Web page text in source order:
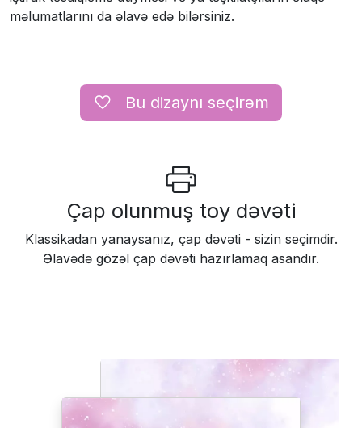
məlumatlarını da əlavə edə bilərsiniz.
Вu dizaynı seçirəm
Çap olunmuş toy dəvəti
Klassikadan yanaysanız, çap dəvəti - sizin seçimdir.
Əlavədə gözəl çap dəvəti hazırlamaq asandır.